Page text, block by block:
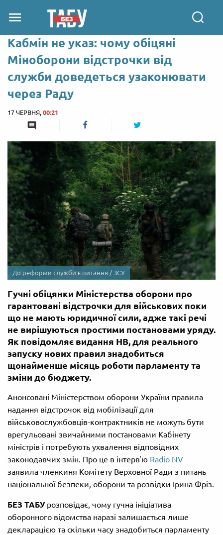
Кабмін не указ: чому обіцяні
Міноборони відстрочки від
служби доведеться узаконювати
через Раду
17 ЧЕРВНЯ, 00:21
До реформи служби є питання / ЗСУ
Гучні обіцянки Міністерства оборони про
гарантовані відстрочки для військових поки
що не мають юридичної сили, адже такі речі
не вирішуються простими постановами уряду.
Як повідомляє видання НВ, для реального
запуску нових правил знадобиться
щонайменше місяць роботи парламенту та
зміни до бюджету.
Анонсовані Міністерством оборони України правила
надання відстрочок від мобілізації для
військовослужбовців-контрактників не можуть бути
врегульовані звичайними постановами Кабінету
міністрів і потребують ухвалення відповідних
законодавчих змін. Про це в інтерв'ю Radio NV
заявила членкиня Комітету Верховної Ради з питань
національної безпеки, оборони та розвідки Ірина Фріз.
БЕЗ ТАБУрозповідає, чому гучна ініціатива
оборонного відомства наразі залишається лише
декларацією та скільки часу знадобиться парламенту